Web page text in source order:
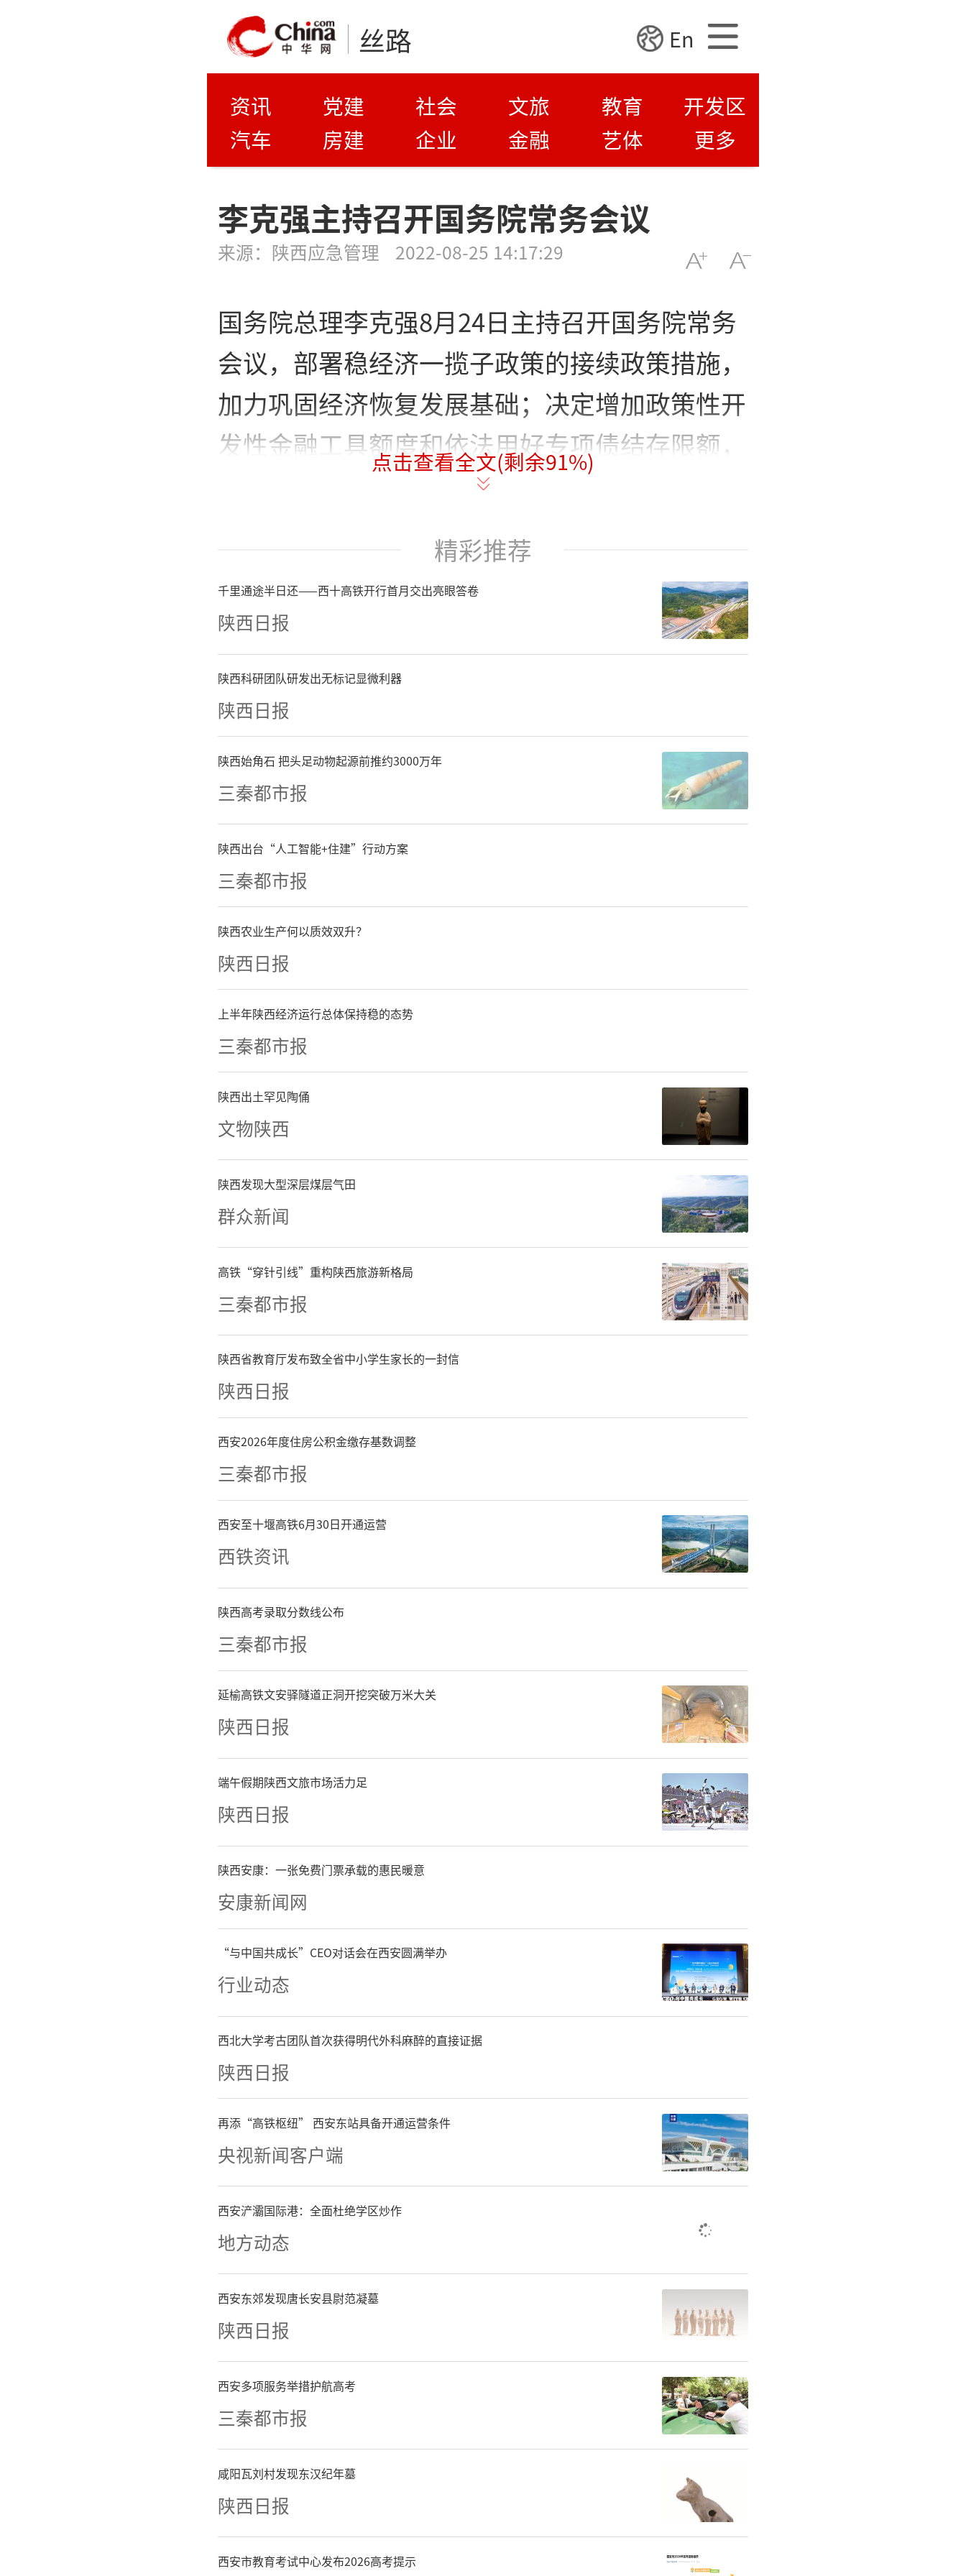
丝路 En
资讯 党建 社会 文旅 教育
开发区
汽车
房建 企业 金融 艺体 更多
李克强主持召开国务院常务会议
来源： 陕西应急管理 2022-08-25 14:17:29
国务院总理李克强8月24日主持召开国务院常务
会议，部署稳经济一揽子政策的接续政策措施，
加力巩固经济恢复发展基础；决定增加政策性开
发性金融工具额度和依法用好专项债结存限额，
再次增发农资补贴和支持发电企业发债融资；确
的举措，保市场主体保就业；决定向地方派出稳
住经济大盘督导和服务工作组，促进政策加快落
实；部署进一步做好抗旱救灾工作，强化财力物
力支持。
会议指出，当前经济延续6月份恢复发展态势，
但有小幅波动，恢复基础不牢固。要贯彻党中
央、国务院部署，全面贯彻新发展理念，高效统
筹疫情防控和经济社会发展，坚持发展是解决我
国一切问题的基础和关键，抓住当前紧要关口，
及时果断施策，保持合理政策规模，用好工具箱
中可用工具，加力巩固经济恢复发展基础，又不
搞大水漫灌、不透支未来。在落实好稳经济一揽
子政策同时，再实施19项接续政策，形成组合效
应，推动经济企稳向好、保持运行在合理区间，
努力争取最好结果。
主要包括：一是在3000亿元政策性开发性金融
工具已落到项目的基础上，再增加3000亿元以
上额度；依法用好5000多亿元专项债地方结存
限额，10月底前发行完毕。这既可增加有效投资
带消费，又有利于应对贷款需求不足。持续释放
贷款市场报价利率改革和传导效应，降低企业融
资和个人消费信贷成本。二是核准开工一批条件
成熟的基础设施等项目，项目要有效益、保证质
量，防止资金挪用。出台措施支持民营企业发展
和投资，促进平台经济健康持续发展。允许地
方“一城一策”灵活运用信贷等政策，合理支持
刚性和改善性住房需求。为商务人员出入境提供
便利。三是对一批行政事业性收费缓缴一个季
度，鼓励地方设立中小微企业和个体工商户贷款
风险补偿基金。四是支持中央发电企业等发行20
00亿元能源保供特别债，在今年已发放300亿元
农资补贴基础上再发放100亿元。五是持续抓好
物流保通保畅。六是中央推动、地方负责抓落
实。各部门要迅即出台政策细则，各地要出台配
套政策。国务院即时派出稳住经济大盘督导和服
务工作组，由国务院组成部门主要负责同志带
队，赴若干经济大省联合办公，用“放管服”改
革等办法提高审批效率，压实地方责任，加快政
策举措落实。国务院大督查将地方稳经济工作纳
入督查和服务范围。
会议指出，7月份以来，四川盆地、长江中下游
等地区持续高温少雨，旱情对群众生活生产造成
影响。要压实责任，进一步做好抗旱减灾工作。
一是科学调度江河和水利工程水资源，适时人工
增雨、增打机井，增加抗旱水源。二是优先保障
群众饮用水，必要时拉水送水。三是千方百计保
障农业灌溉用水，指导农户抗旱保秋粮。四是从
中央预备费中拿出100亿元抗旱救灾，重点支持
点击查看全文(剩余91%)
精彩推荐
千里通途半日还——西十高铁开行首月交出亮眼答卷
陕西日报
陕西科研团队研发出无标记显微利器
陕西日报
陕西始角石 把头足动物起源前推约3000万年
三秦都市报
陕西出台“人工智能+住建”行动方案
三秦都市报
陕西农业生产何以质效双升？
陕西日报
上半年陕西经济运行总体保持稳的态势
三秦都市报
陕西出土罕见陶俑
文物陕西
陕西发现大型深层煤层气田
群众新闻
高铁“穿针引线”重构陕西旅游新格局
三秦都市报
陕西省教育厅发布致全省中小学生家长的一封信
陕西日报
西安2026年度住房公积金缴存基数调整
三秦都市报
西安至十堰高铁6月30日开通运营
西铁资讯
陕西高考录取分数线公布
三秦都市报
延榆高铁文安驿隧道正洞开挖突破万米大关
陕西日报
端午假期陕西文旅市场活力足
陕西日报
陕西安康：一张免费门票承载的惠民暖意
安康新闻网
“与中国共成长”CEO对话会在西安圆满举办
行业动态
西北大学考古团队首次获得明代外科麻醉的直接证据
陕西日报
再添“高铁枢纽” 西安东站具备开通运营条件
央视新闻客户端
西安浐灞国际港：全面杜绝学区炒作
地方动态
西安东郊发现唐长安县尉范凝墓
陕西日报
西安多项服务举措护航高考
三秦都市报
咸阳瓦刘村发现东汉纪年墓
陕西日报
西安市教育考试中心发布2026高考提示